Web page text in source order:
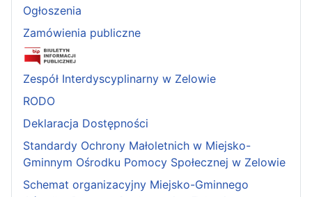
Ogłoszenia
Zamówienia publiczne
Zespół Interdyscyplinarny w Zelowie
RODO
Deklaracja Dostępności
Standardy Ochrony Małoletnich w Miejsko-
Gminnym Ośrodku Pomocy Społecznej w Zelowie
Schemat organizacyjny Miejsko-Gminnego